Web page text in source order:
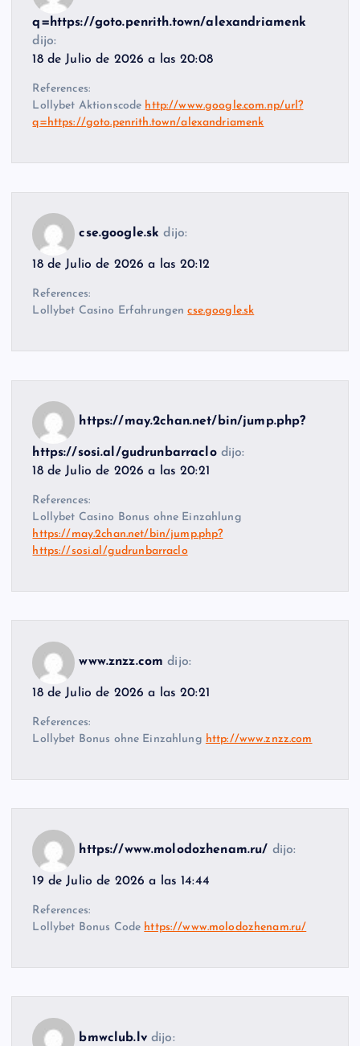
q=https://goto.penrith.town/alexandriamenk
dijo:
18 de Julio de 2026 a las 20:08
References:
Lollybet Aktionscode http://www.google.com.np/url?
q=https://goto.penrith.town/alexandriamenk
cse.google.sk dijo:
18 de Julio de 2026 a las 20:12
References:
Lollybet Casino Erfahrungencse.google.sk
https://may.2chan.net/bin/jump.php?
https://sosi.al/gudrunbarraclo dijo:
18 de Julio de 2026 a las 20:21
References:
Lollybet Casino Bonus ohne Einzahlung
https://may.2chan.net/bin/jump.php?
https://sosi.al/gudrunbarraclo
www.znzz.com dijo:
18 de Julio de 2026 a las 20:21
References:
Lollybet Bonus ohne Einzahlung http://www.znzz.com
https://www.molodozhenam.ru/ dijo:
19 de Julio de 2026 a las 14:44
References:
Lollybet Bonus Code https://www.molodozhenam.ru/
bmwclub.lv dijo: